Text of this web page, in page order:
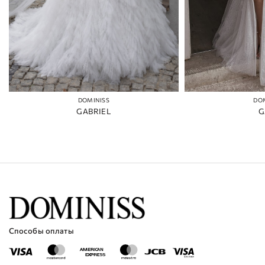
DOMINISS
GABRIEL
Способы оплаты